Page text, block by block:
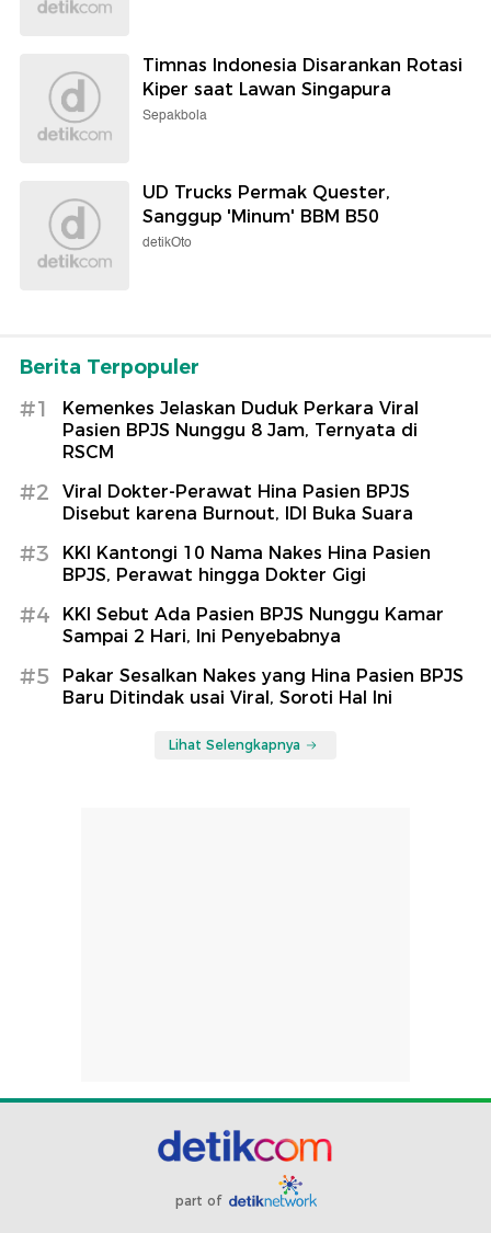
Timnas Indonesia Disarankan Rotasi
Kiper saat Lawan Singapura
Sepakbola
UD Trucks Permak Quester,
Sanggup 'Minum' BBM B50
detikOto
Berita Terpopuler
#1
Kemenkes Jelaskan Duduk Perkara Viral
Pasien BPJS Nunggu 8 Jam, Ternyata di
RSCM
#2
Viral Dokter-Perawat Hina Pasien BPJS
Disebut karena Burnout, IDI Buka Suara
#3
KKI Kantongi 10 Nama Nakes Hina Pasien
BPJS, Perawat hingga Dokter Gigi
#4
KKI Sebut Ada Pasien BPJS Nunggu Kamar
Sampai 2 Hari, Ini Penyebabnya
#5
Pakar Sesalkan Nakes yang Hina Pasien BPJS
Baru Ditindak usai Viral, Soroti Hal Ini
Lihat Selengkapnya
part of